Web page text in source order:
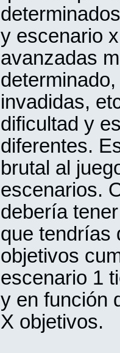
y escenario
avanzadas
invadidas,
dificultad y
diferentes.
brutal al
escenarios.
debería
que tendrías
objetivos
escenario 1
y en función
X objetivos.